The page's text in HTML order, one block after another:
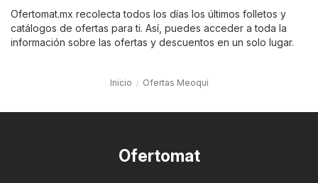
Ofertomat.mx recolecta todos los días los últimos folletos y
catálogos de ofertas para ti. Así, puedes acceder a toda la
información sobre las ofertas y descuentos en un solo lugar.
Inicio Ofertas Meoqui
Ofertomat